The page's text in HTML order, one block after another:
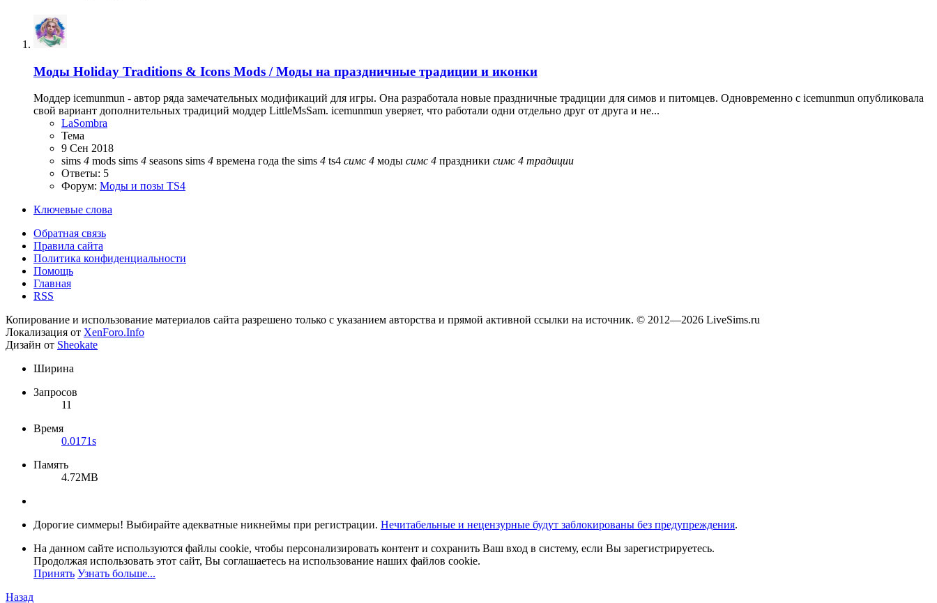
Моды Holiday Traditions & Icons Mods / Моды на праздничные традиции и иконки
Моддер icemunmun - автор ряда замечательных модификаций для игры. Она разработала новые праздничные традиции для симов и питомцев. Одновременно с icemunmun опубликовала
свой вариант дополнительных традиций моддер LittleMsSam. icemunmun уверяет, что работали одни отдельно друг от друга и не...
LaSombra
Тема
9 Сен 2018
sims 4 mods sims 4 seasons sims 4 времена года the sims 4 ts4 симс 4 моды симс 4 праздники симс 4 традиции
Ответы: 5
Форум: Моды и позы TS4
Ключевые слова
Обратная связь
Правила сайта
Политика конфиденциальности
Помощь
Главная
RSS
Копирование и использование материалов сайта разрешено только с указанием авторства и прямой активной ссылки на источник. © 2012—2026 LiveSims.ru
Локализация от XenForo.Info
Дизайн от Sheokate
Ширина
Запросов
11
Время
0.0171s
Память
4.72MB
Дорогие симмеры! Выбирайте адекватные никнеймы при регистрации. Нечитабельные и нецензурные будут заблокированы без предупреждения.
На данном сайте используются файлы cookie, чтобы персонализировать контент и сохранить Ваш вход в систему, если Вы зарегистрируетесь.
Продолжая использовать этот сайт, Вы соглашаетесь на использование наших файлов cookie.
Принять Узнать больше...
Назад